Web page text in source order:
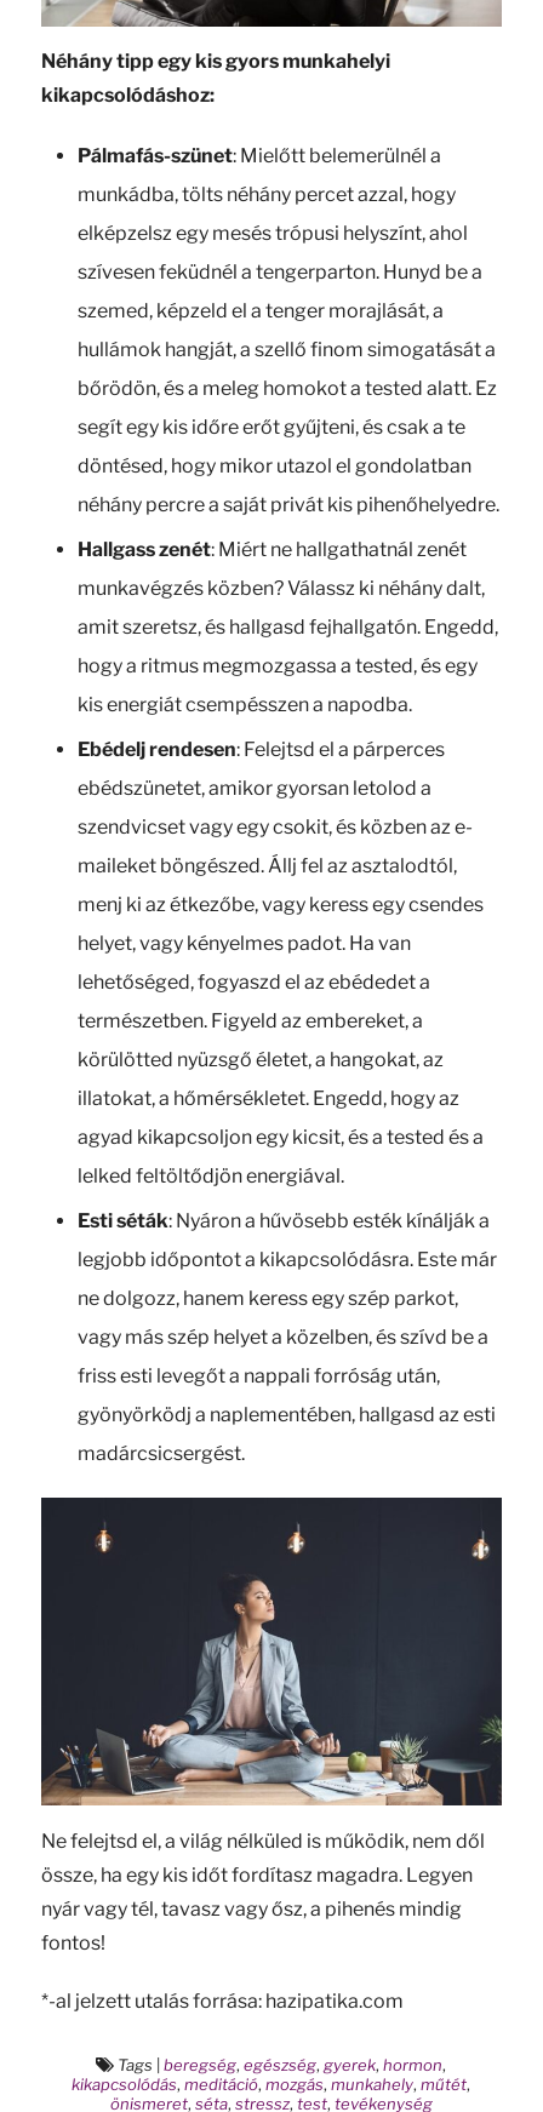
Néhány tipp egy kis gyors munkahelyi
kikapcsolódáshoz:
Pálmafás-szünet: Mielőtt belemerülnél a
munkádba, tölts néhány percet azzal, hogy
elképzelsz egy mesés trópusi helyszínt, ahol
szívesen feküdnél a tengerparton. Hunyd be a
szemed, képzeld el a tenger morajlását, a
hullámok hangját, a szellő finom simogatását a
bőrödön, és a meleg homokot a tested alatt. Ez
segít egy kis időre erőt gyűjteni, és csak a te
döntésed, hogy mikor utazol el gondolatban
néhány percre a saját privát kis pihenőhelyedre.
Hallgass zenét: Miért ne hallgathatnál zenét
munkavégzés közben? Válassz ki néhány dalt,
amit szeretsz, és hallgasd fejhallgatón. Engedd,
hogy a ritmus megmozgassa a tested, és egy
kis energiát csempésszen a napodba.
Ebédelj rendesen: Felejtsd el a párperces
ebédszünetet, amikor gyorsan letolod a
szendvicset vagy egy csokit, és közben az e-
maileket böngészed. Állj fel az asztalodtól,
menj ki az étkezőbe, vagy keress egy csendes
helyet, vagy kényelmes padot. Ha van
lehetőséged, fogyaszd el az ebédedet a
természetben. Figyeld az embereket, a
körülötted nyüzsgő életet, a hangokat, az
illatokat, a hőmérsékletet. Engedd, hogy az
agyad kikapcsoljon egy kicsit, és a tested és a
lelked feltöltődjön energiával.
Esti séták: Nyáron a hűvösebb esték kínálják a
legjobb időpontot a kikapcsolódásra. Este már
ne dolgozz, hanem keress egy szép parkot,
vagy más szép helyet a közelben, és szívd be a
friss esti levegőt a nappali forróság után,
gyönyörködj a naplementében, hallgasd az esti
madárcsicsergést.
Ne felejtsd el, a világ nélküled is működik, nem dől
össze, ha egy kis időt fordítasz magadra. Legyen
nyár vagy tél, tavasz vagy ősz, a pihenés mindig
fontos!
*-al jelzett utalás forrása: hazipatika.com
Tags |beregség,egészség,gyerek,hormon,
kikapcsolódás,meditáció,mozgás,munkahely,műtét,
önismeret, séta, stressz, test, tevékenység